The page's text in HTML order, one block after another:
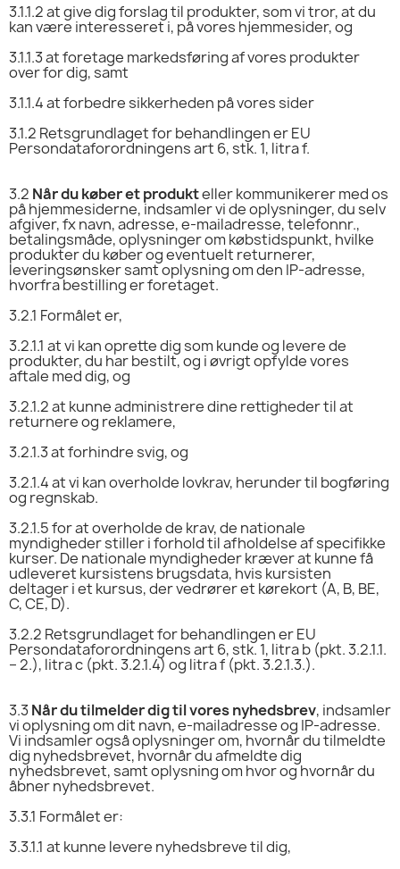
3.1.1.2at give dig forslag til produkter, som vi tror, at du
kan være interesseret i, på vores hjemmesider, og
3.1.1.3at foretage markedsføring af vores produkter
over for dig, samt
3.1.1.4at forbedre sikkerheden på vores sider
3.1.2 Retsgrundlaget for behandlingen er EU
Persondataforordningens art 6, stk. 1, litra f.
3.2 Når du køber et produkteller kommunikerer med os
på hjemmesiderne, indsamler vi de oplysninger, du selv
afgiver, fx navn, adresse, e-mailadresse, telefonnr.,
betalingsmåde, oplysninger om købstidspunkt, hvilke
produkter du køber og eventuelt returnerer,
leveringsønsker samt oplysning om den IP-adresse,
hvorfra bestilling er foretaget.
3.2.1 Formålet er,
3.2.1.1 at vi kan oprette dig som kunde og levere de
produkter, du har bestilt, og i øvrigt opfylde vores
aftale med dig, og
3.2.1.2at kunne administrere dine rettigheder til at
returnere og reklamere,
3.2.1.3at forhindre svig, og
3.2.1.4at vi kan overholde lovkrav, herunder til bogføring
og regnskab.
3.2.1.5for at overholde de krav, de nationale
myndigheder stiller i forhold til afholdelse af specifikke
kurser. De nationale myndigheder kræver at kunne få
udleveret kursistens brugsdata, hvis kursisten
deltager i et kursus, der vedrører et kørekort (A, B, BE,
C, CE, D).
3.2.2 Retsgrundlaget for behandlingen er EU
Persondataforordningens art 6, stk. 1, litra b (pkt. 3.2.1.1.
– 2.), litra c (pkt. 3.2.1.4) og litra f (pkt. 3.2.1.3.).
3.3Når du tilmelder dig til vores nyhedsbrev, indsamler
vi oplysning om dit navn, e-mailadresse og IP-adresse.
Vi indsamler også oplysninger om, hvornår du tilmeldte
dig nyhedsbrevet, hvornår du afmeldte dig
nyhedsbrevet, samt oplysning om hvor og hvornår du
åbner nyhedsbrevet.
3.3.1 Formålet er:
3.3.1.1 at kunne levere nyhedsbreve til dig,